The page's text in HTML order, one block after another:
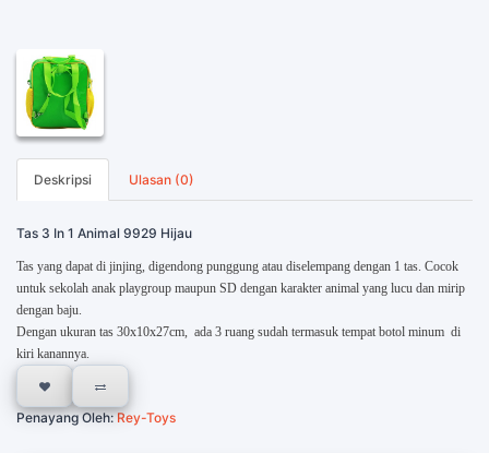
Deskripsi Ulasan (0)
Tas 3 In 1 Animal 9929 Hijau
Tas yang dapat di jinjing, digendong punggung atau diselempang dengan 1 tas. Cocok
untuk sekolah anak playgroup maupun SD dengan karakter animal yang lucu dan mirip
dengan baju.
Dengan ukuran tas 30x10x27cm, ada 3 ruang sudah termasuk tempat botol minum di
kiri kanannya.
Penayang Oleh:Rey-Toys